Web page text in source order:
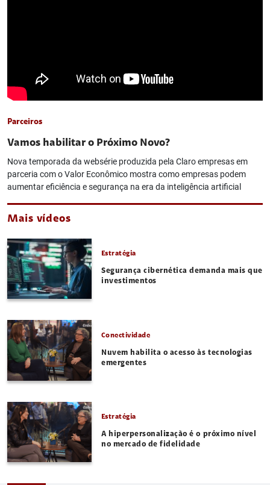
Parceiros
Vamos habilitar o Próximo Novo?
Nova temporada da websérie produzida pela Claro empresas em
parceria com o Valor Econômico mostra como empresas podem
aumentar eficiência e segurança na era da inteligência artificial
Mais vídeos
Estratégia
Segurança cibernética demanda mais que
investimentos
Conectividade
Nuvem habilita o acesso às tecnologias
emergentes
Estratégia
A hiperpersonalização é o próximo nível
no mercado de fidelidade